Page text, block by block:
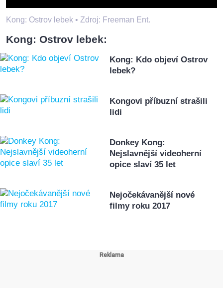
Kong: Ostrov lebek • Zdroj: Freeman Ent.
Kong: Ostrov lebek:
Kong: Kdo objeví Ostrov
lebek?
Kongovi příbuzní strašili
lidi
Donkey Kong:
Nejslavnější videoherní
opice slaví 35 let
Nejočekávanější nové
filmy roku 2017